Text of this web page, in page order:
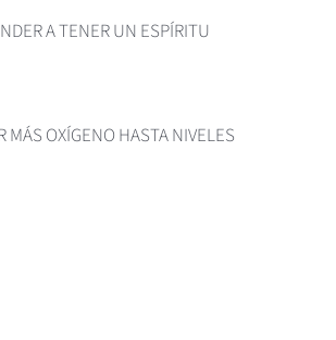
A TENER UN ESPÍRITU
OXÍGENO HASTA NIVELES